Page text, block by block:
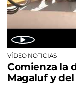
VÍDEO NOTICIAS
Comienza la
Magaluf y